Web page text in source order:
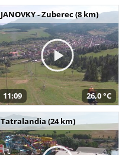
JANOVKY - Zuberec (8 km)
11:09 26,0 °C
Tatralandia (24 km)